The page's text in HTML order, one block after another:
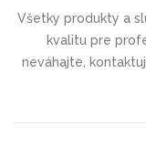
Všetky produkty a
kvalitu pre
neváhajte,